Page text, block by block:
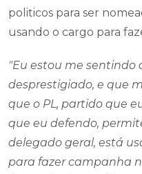
politicos para ser
usando o cargo para
"Eu estou me sentindo
desprestigiado, e que
que o PL, partido que
que eu defendo,
delegado geral, está
para fazer campanha